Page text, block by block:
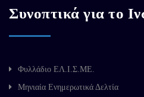
Συνοπτικά για το
Φυλλάδιο ΕΛ.Ι.Σ.ΜΕ.
Μηνιαία Ενημερωτικά Δελτία